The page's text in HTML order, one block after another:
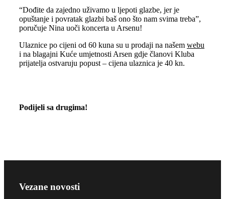
“Dođite da zajedno uživamo u ljepoti glazbe, jer je
opuštanje i povratak glazbi baš ono što nam svima treba”,
poručuje Nina uoči koncerta u Arsenu!
Ulaznice po cijeni od 60 kuna su u prodaji na našem webu
i na blagajni Kuće umjetnosti Arsen gdje članovi Kluba
prijatelja ostvaruju popust – cijena ulaznica je 40 kn.
Podijeli sa drugima!
Vezane novosti